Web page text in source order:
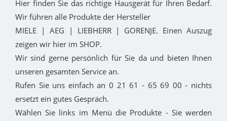
Hier finden Sie das richtige Hausgerät für Ihren Bedarf.
Wir führen alle Produkte der Hersteller
MIELE | AEG | LIEBHERR | GORENJE. Einen Auszug
zeigen wir hier im SHOP.
Wir sind gerne persönlich für Sie da und bieten Ihnen
unseren gesamten Service an.
Rufen Sie uns einfach an 0 21 61 - 65 69 00 - nichts
ersetzt ein gutes Gespräch.
Wählen Sie links im Menü die Produkte - Sie werden